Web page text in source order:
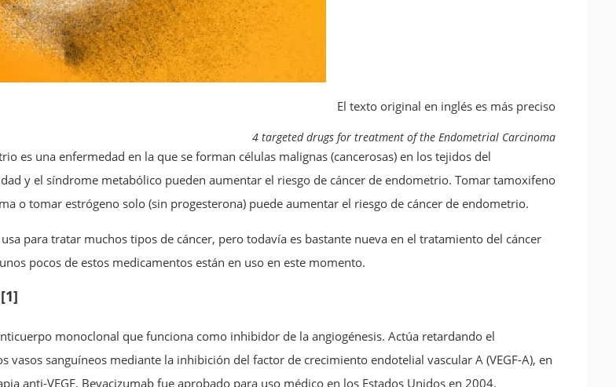
El texto original en inglés es más preciso
4 targeted drugs for treatment of the Endometrial Carcinoma
es una enfermedad en la que se forman células malignas (cancerosas) en los tejidos del
y el síndrome metabólico pueden aumentar el riesgo de cáncer de endometrio. Tomar tamoxifeno
o tomar estrógeno solo (sin progesterona) puede aumentar el riesgo de cáncer de endometrio.
para tratar muchos tipos de cáncer, pero todavía es bastante nueva en el tratamiento del cáncer
pocos de estos medicamentos están en uso en este momento.
[1]
monoclonal que funciona como inhibidor de la angiogénesis. Actúa retardando el
vasos sanguíneos mediante la inhibición del factor de crecimiento endotelial vascular A (VEGF-A), en
anti-VEGF. Bevacizumab fue aprobado para uso médico en los Estados Unidos en 2004.